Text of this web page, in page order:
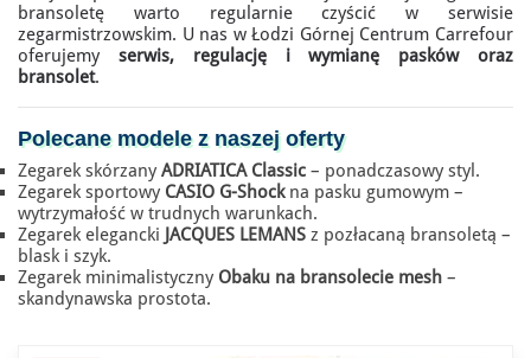
bransoletę warto regularnie czyścić w serwisie
zegarmistrzowskim. U nas w Łodzi Górnej Centrum Carrefour
oferujemy serwis, regulację i wymianę pasków oraz
bransolet.
Polecane modelez naszej oferty
Zegarek skórzany ADRIATICA Classic – ponadczasowy styl.
Zegarek sportowy CASIO G-Shockna pasku gumowym –
wytrzymałość w trudnych warunkach.
Zegarek elegancki JACQUES LEMANS z pozłacaną bransoletą –
blask i szyk.
Zegarek minimalistyczny Obaku na bransolecie mesh –
skandynawska prostota.